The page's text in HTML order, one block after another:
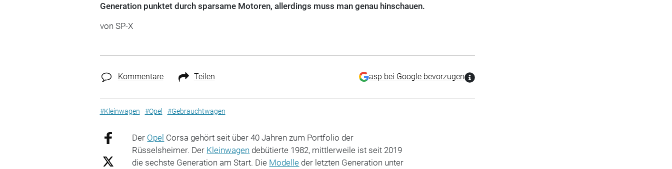
Generation punktet durch sparsame Motoren, allerdings muss man genau hinschauen.
von SP-X
Kommentare Teilen asp bei Google bevorzugen
#Kleinwagen #Opel #Gebrauchtwagen
Der Opel Corsa gehört seit über 40 Jahren zum Portfolio der
Rüsselsheimer. Der Kleinwagen debütierte 1982, mittlerweile ist seit 2019
die sechste Generation am Start. Die Modelle der letzten Generation unter